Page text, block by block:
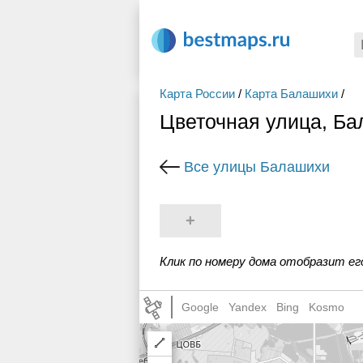
Карта России / Карта Балашихи /
Цветочная улица,
Все улицы Балашихи
+
Клик по номеру дома отобразит
Google Yandex Bing Kosmo
Draw